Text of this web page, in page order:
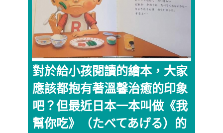
對於給小孩閱讀的繪本，大家
應該都抱有著溫馨治癒的印象
吧？但最近日本一本叫做《我
幫你吃》（たべてあげる）的